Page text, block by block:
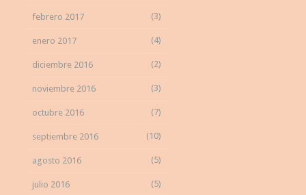
febrero 2017 (3)
enero 2017 (4)
diciembre 2016 (2)
noviembre 2016 (3)
octubre 2016 (7)
septiembre 2016 (10)
agosto 2016 (5)
julio 2016 (5)